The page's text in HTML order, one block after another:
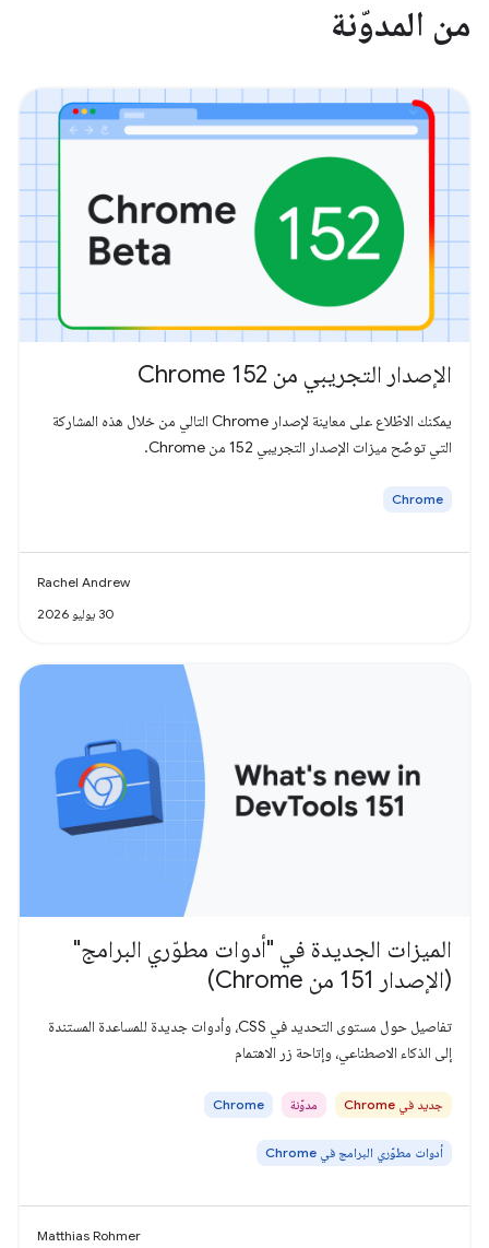
من المدوّنة
الإصدار التجريبي من Chrome 152
يمكنك الاطّلاع على معاينة لإصدار Chrome التالي من خلال هذه المشاركة
التي توضّح ميزات الإصدار التجريبي 152 من Chrome.
Chrome
Rachel Andrew
30 يوليو 2026
الميزات الجديدة في "أدوات مطوّري البرامج"
(الإصدار 151 من Chrome)
تفاصيل حول مستوى التحديد في CSS، وأدوات جديدة للمساعدة المستندة
إلى الذكاء الاصطناعي، وإتاحة زر الاهتمام
جديد في Chrome مدوّنة Chrome
أدوات مطوّري البرامج في Chrome
Matthias Rohmer